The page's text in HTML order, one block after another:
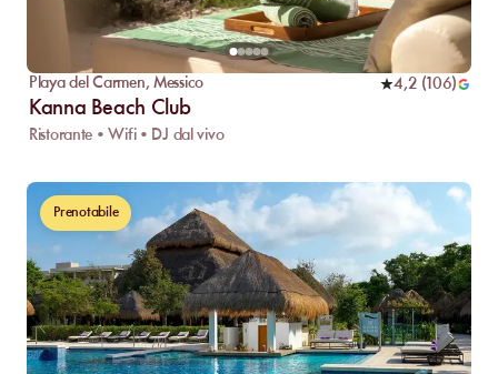
Playa del Carmen, Messico 4,2 (106)
Kanna Beach Club
Ristorante • Wifi • DJ dal vivo
Prenotabile